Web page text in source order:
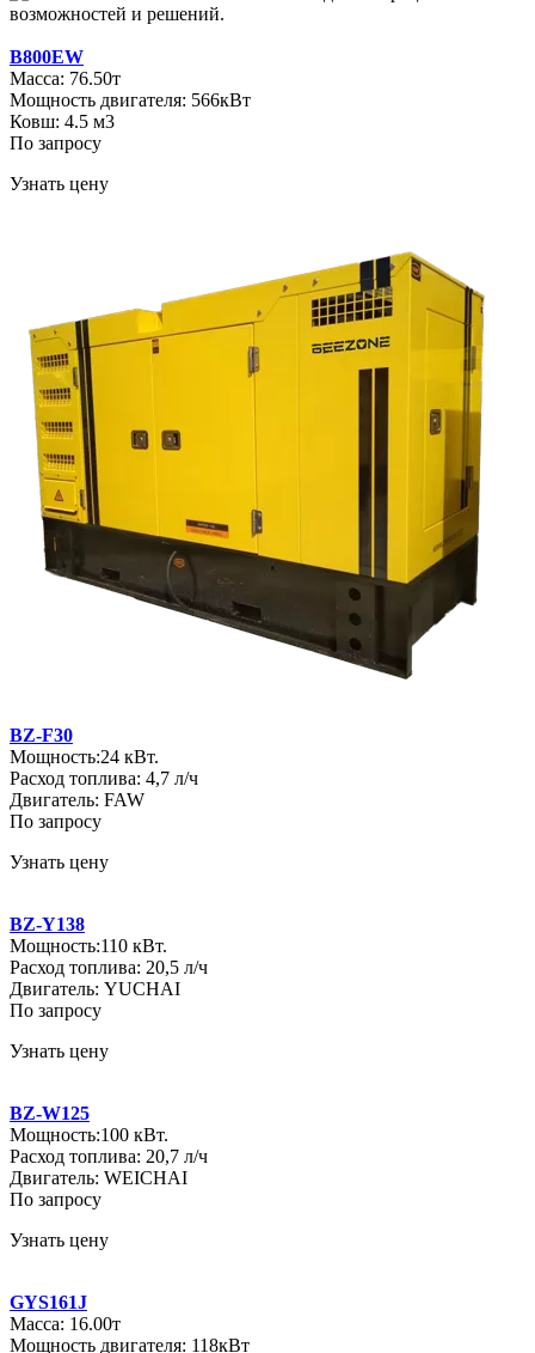
B800EW
Масса: 76.50т
Мощность двигателя: 566кВт
Ковш: 4.5 м3
По запросу
Узнать цену
BZ-F30
Мощность:24 кВт.
Расход топлива: 4,7 л/ч
Двигатель: FAW
По запросу
Узнать цену
BZ-Y138
Мощность:110 кВт.
Расход топлива: 20,5 л/ч
Двигатель: YUCHAI
По запросу
Узнать цену
BZ-W125
Мощность:100 кВт.
Расход топлива: 20,7 л/ч
Двигатель: WEICHAI
По запросу
Узнать цену
GYS161J
Масса: 16.00т
Мощность двигателя: 118кВт